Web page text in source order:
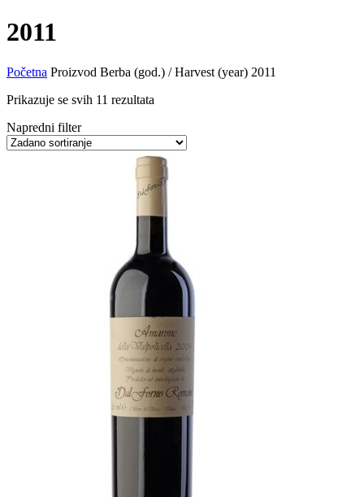
2011
Početna Proizvod Berba (god.) / Harvest (year) 2011
Prikazuje se svih 11 rezultata
Napredni filter